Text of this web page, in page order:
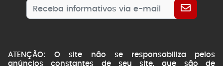
ATENÇÃO: O site não se responsabiliza pelos
anúncios constantes de seu site, que são de